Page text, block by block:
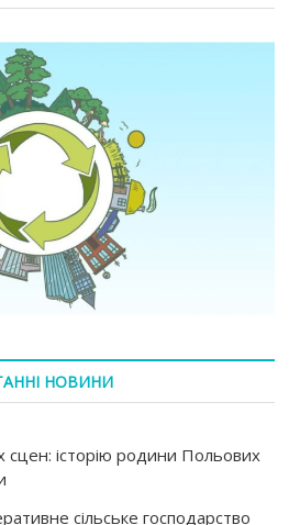
НОВИНИ
сцен: історію родини Польових
сільське господарство